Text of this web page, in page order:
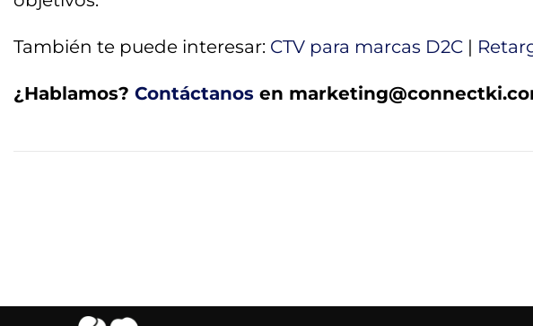
También te puede interesar: CTV para marcas D2C |
¿Hablamos? Contáctanos en